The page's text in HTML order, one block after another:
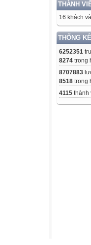
THÀNH
16 khách
THỐNG KÊ
6252351
8274 trong
8707883
8518 trong
4115 thành